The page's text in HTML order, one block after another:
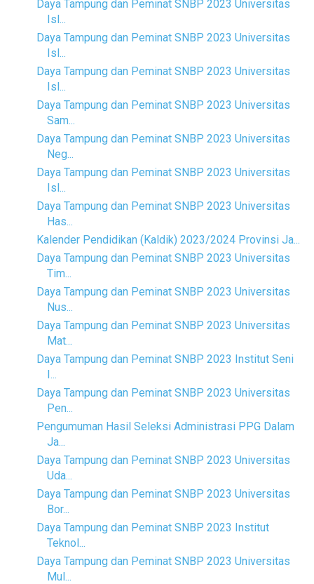
Daya Tampung dan Peminat SNBP 2023 Universitas
Isl...
Daya Tampung dan Peminat SNBP 2023 Universitas
Isl...
Daya Tampung dan Peminat SNBP 2023 Universitas
Isl...
Daya Tampung dan Peminat SNBP 2023 Universitas
Sam...
Daya Tampung dan Peminat SNBP 2023 Universitas
Neg...
Daya Tampung dan Peminat SNBP 2023 Universitas
Isl...
Daya Tampung dan Peminat SNBP 2023 Universitas
Has...
Kalender Pendidikan (Kaldik) 2023/2024 Provinsi Ja...
Daya Tampung dan Peminat SNBP 2023 Universitas
Tim...
Daya Tampung dan Peminat SNBP 2023 Universitas
Nus...
Daya Tampung dan Peminat SNBP 2023 Universitas
Mat...
Daya Tampung dan Peminat SNBP 2023 Institut Seni
I...
Daya Tampung dan Peminat SNBP 2023 Universitas
Pen...
Pengumuman Hasil Seleksi Administrasi PPG Dalam
Ja...
Daya Tampung dan Peminat SNBP 2023 Universitas
Uda...
Daya Tampung dan Peminat SNBP 2023 Universitas
Bor...
Daya Tampung dan Peminat SNBP 2023 Institut
Teknol...
Daya Tampung dan Peminat SNBP 2023 Universitas
Mul...